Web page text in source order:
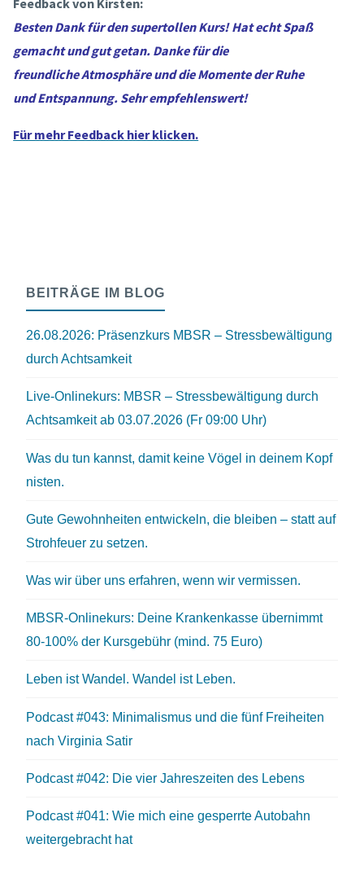
Besten Dank für den supertollen Kurs! Hat echt Spaß
gemacht und gut getan. Danke für die
freundliche Atmosphäre und die Momente der Ruhe
und Entspannung. Sehr empfehlenswert!
Für mehr Feedback hier klicken.
BEITRÄGE IM BLOG
26.08.2026: Präsenzkurs MBSR – Stressbewältigung
durch Achtsamkeit
Live-Onlinekurs: MBSR – Stressbewältigung durch
Achtsamkeit ab 03.07.2026 (Fr 09:00 Uhr)
Was du tun kannst, damit keine Vögel in deinem Kopf
nisten.
Gute Gewohnheiten entwickeln, die bleiben – statt auf
Strohfeuer zu setzen.
Was wir über uns erfahren, wenn wir vermissen.
MBSR-Onlinekurs: Deine Krankenkasse übernimmt
80-100% der Kursgebühr (mind. 75 Euro)
Leben ist Wandel. Wandel ist Leben.
Podcast #043: Minimalismus und die fünf Freiheiten
nach Virginia Satir
Podcast #042: Die vier Jahreszeiten des Lebens
Podcast #041: Wie mich eine gesperrte Autobahn
weitergebracht hat